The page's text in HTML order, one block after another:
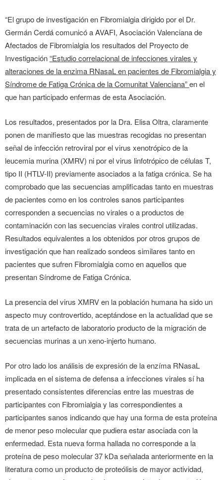
“El grupo de investigación en Fibromialgia dirigido por el Dr.
Germán Cerdá comunicó a AVAFI, Asociación Valenciana de
Afectados de Fibromialgia los resultados del Proyecto de
Investigación“Estudio correlacional de infecciones virales y
alteraciones de la enzima RNasaL en pacientes de Fibromialgia y
Síndrome de Fatiga Crónica de la Comunitat Valenciana”en el
que han participado enfermas de esta Asociación.
Los resultados, presentados por la Dra. Elisa Oltra, claramente
ponen de manifiesto que las muestras recogidas no presentan
señal de infección retroviral por el virus xenotrópico de la
leucemia murina (XMRV) ni por el virus linfotrópico de células T,
tipo II (HTLV-II) previamente asociados a la fatiga crónica. Se ha
comprobado que las secuencias amplificadas tanto en muestras
de pacientes como en los controles sanos participantes
corresponden a secuencias no virales o a productos de
contaminación con las secuencias virales control utilizadas.
Resultados equivalentes a los obtenidos por otros grupos de
investigación que han realizado sondeos similares tanto en
pacientes que sufren Fibromialgia como en aquellos que
presentan Síndrome de Fatiga Crónica.
La presencia del virus XMRV en la población humana ha sido un
aspecto muy controvertido, aceptándose en la actualidad que se
trata de un artefacto de laboratorio producto de la migración de
secuencias murinas a un xeno-injerto humano.
Por otro lado los análisis de expresión de la enzíma RNasaL
implicada en el sistema de defensa a infecciones virales sí ha
presentado consistentes diferencias entre las muestras de
participantes con Fibromialgia y las correspondientes a
participantes sanos indicando que hay una forma de esta proteína
de menor peso molecular que pudiera estar asociada con la
enfermedad. Esta nueva forma hallada no corresponde a la
proteína de peso molecular 37 kDa señalada anteriormente en la
literatura como un producto de proteólisis de mayor actividad,